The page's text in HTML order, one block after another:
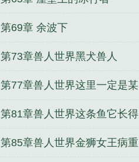
第69章 余波下
第73章兽人世界黑犬兽人
第77章兽人世界这里一定是某
位神祇的花园
第81章兽人世界这条鱼它长得
好像那个国一
第85章兽人世界金狮女王病重